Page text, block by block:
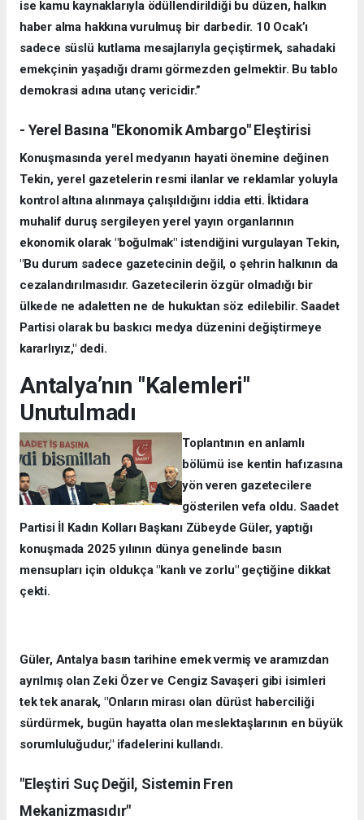
ise kamu kaynaklarıyla ödüllendirildiği bu düzen, halkın
haber alma hakkına vurulmuş bir darbedir. 10 Ocak’ı
sadece süslü kutlama mesajlarıyla geçiştirmek, sahadaki
emekçinin yaşadığı dramı görmezden gelmektir. Bu tablo
demokrasi adına utanç vericidir.”
- Yerel Basına "Ekonomik Ambargo" Eleştirisi
Konuşmasında yerel medyanın hayati önemine değinen
Tekin, yerel gazetelerin resmi ilanlar ve reklamlar yoluyla
kontrol altına alınmaya çalışıldığını iddia etti. İktidara
muhalif duruş sergileyen yerel yayın organlarının
ekonomik olarak "boğulmak" istendiğini vurgulayan Tekin,
"Bu durum sadece gazetecinin değil, o şehrin halkının da
cezalandırılmasıdır. Gazetecilerin özgür olmadığı bir
ülkede ne adaletten ne de hukuktan söz edilebilir. Saadet
Partisi olarak bu baskıcı medya düzenini değiştirmeye
kararlıyız," dedi.
Antalya’nın "Kalemleri"
Unutulmadı
Toplantının en anlamlı
bölümü ise kentin hafızasına
yön veren gazetecilere
gösterilen vefa oldu. Saadet
Partisi İl Kadın Kolları Başkanı Zübeyde Güler, yaptığı
konuşmada 2025 yılının dünya genelinde basın
mensupları için oldukça "kanlı ve zorlu" geçtiğine dikkat
çekti.
Güler, Antalya basın tarihine emek vermiş ve aramızdan
ayrılmış olan Zeki Özer ve Cengiz Savaşeri gibi isimleri
tek tek anarak, "Onların mirası olan dürüst haberciliği
sürdürmek, bugün hayatta olan meslektaşlarının en büyük
sorumluluğudur," ifadelerini kullandı.
"Eleştiri Suç Değil, Sistemin Fren
Mekanizmasıdır"